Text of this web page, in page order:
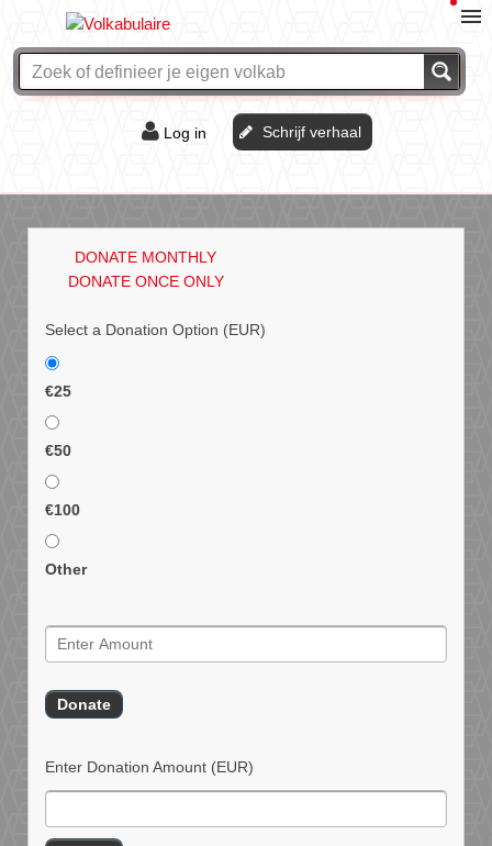
Log in Schrijf verhaal
DONATE MONTHLY
DONATE ONCE ONLY
Select a Donation Option (EUR)
€25
€50
€100
Other
Enter Donation Amount (EUR)